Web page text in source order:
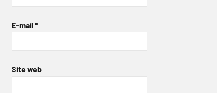
E-mail *
Site web